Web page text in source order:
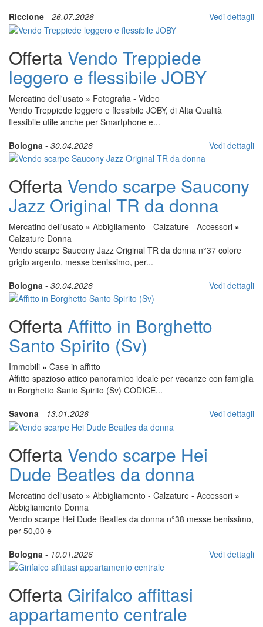
Riccione - 26.07.2026 Vedi dettagli
Offerta Vendo Treppiede
leggero e flessibile JOBY
Mercatino dell'usato » Fotografia - Video
Vendo Treppiede leggero e flessibile JOBY, di Alta Qualità
flessibile utile anche per Smartphone e...
Bologna - 30.04.2026 Vedi dettagli
Offerta Vendo scarpe Saucony
Jazz Original TR da donna
Mercatino dell'usato » Abbigliamento - Calzature - Accessori »
Calzature Donna
Vendo scarpe Saucony Jazz Original TR da donna n°37 colore
grigio argento, messe benissimo, per...
Bologna - 30.04.2026 Vedi dettagli
Offerta Affitto in Borghetto
Santo Spirito (Sv)
Immobili » Case in affitto
Affitto spazioso attico panoramico ideale per vacanze con famiglia
in Borghetto Santo Spirito (Sv) CODICE...
Savona - 13.01.2026 Vedi dettagli
Offerta Vendo scarpe Hei
Dude Beatles da donna
Mercatino dell'usato » Abbigliamento - Calzature - Accessori »
Abbigliamento Donna
Vendo scarpe Hei Dude Beatles da donna n°38 messe benissimo,
per 50,00 e
Bologna - 10.01.2026 Vedi dettagli
Offerta Girifalco affittasi
appartamento centrale